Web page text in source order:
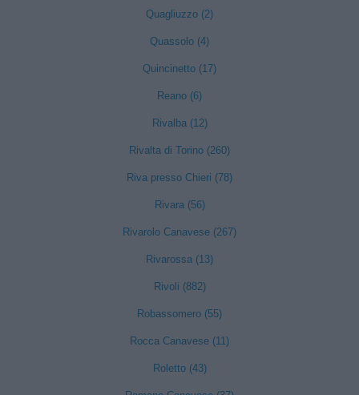
Quagliuzzo (2)
Quassolo (4)
Quincinetto (17)
Reano (6)
Rivalba (12)
Rivalta di Torino (260)
Riva presso Chieri (78)
Rivara (56)
Rivarolo Canavese (267)
Rivarossa (13)
Rivoli (882)
Robassomero (55)
Rocca Canavese (11)
Roletto (43)